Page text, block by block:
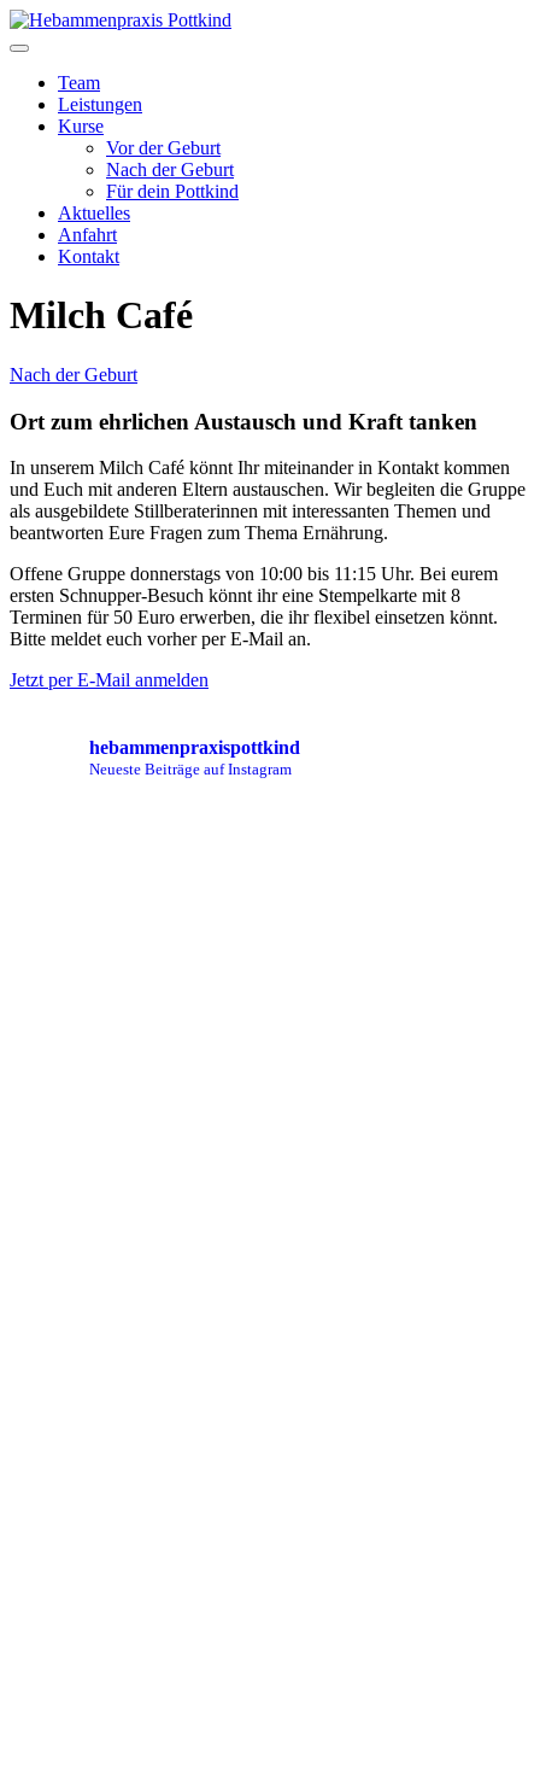
Team
Leistungen
Kurse
Vor der Geburt
Nach der Geburt
Für dein Pottkind
Aktuelles
Anfahrt
Kontakt
Milch Café
Nach der Geburt
Ort zum ehrlichen Austausch und Kraft tanken
In unserem Milch Café könnt Ihr miteinander in Kontakt kommen
und Euch mit anderen Eltern austauschen. Wir begleiten die Gruppe
als ausgebildete Stillberaterinnen mit interessanten Themen und
beantworten Eure Fragen zum Thema Ernährung.
Offene Gruppe donnerstags von 10:00 bis 11:15 Uhr. Bei eurem
ersten Schnupper-Besuch könnt ihr eine Stempelkarte mit 8
Terminen für 50 Euro erwerben, die ihr flexibel einsetzen könnt.
Bitte meldet euch vorher per E-Mail an.
Jetzt per E-Mail anmelden
hebammenpraxispottkind
Neueste Beiträge auf Instagram